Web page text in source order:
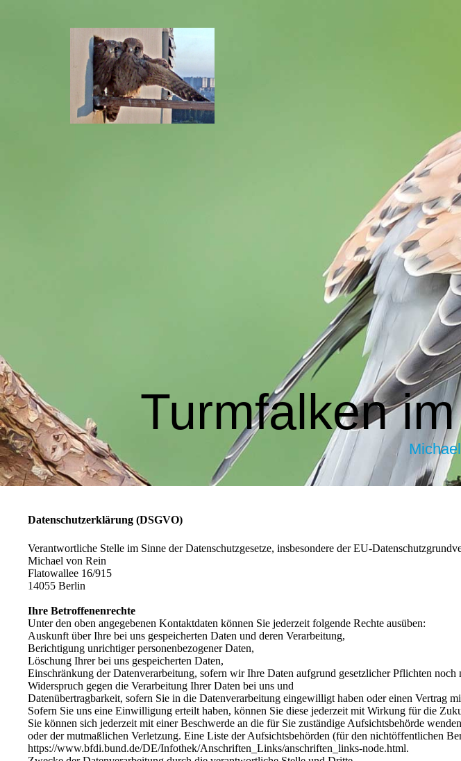
Turmfalken
Datenschutzerklärung (DSGVO)
Verantwortliche Stelle im Sinne der Datenschutzgesetze, insbesondere der EU-
Michael von Rein
Flatowallee 16/915
14055 Berlin
Ihre Betroffenenrechte
Unter den oben angegebenen Kontaktdaten können Sie jederzeit folgende Rechte ausüben:
Auskunft über Ihre bei uns gespeicherten Daten und deren Verarbeitung,
Berichtigung unrichtiger personenbezogener Daten,
Löschung Ihrer bei uns gespeicherten Daten,
Einschränkung der Datenverarbeitung, sofern wir Ihre Daten aufgrund gesetzlicher Pflichten noch
Widerspruch gegen die Verarbeitung Ihrer Daten bei uns und
Datenübertragbarkeit, sofern Sie in die Datenverarbeitung eingewilligt haben oder einen Vertrag
Sofern Sie uns eine Einwilligung erteilt haben, können Sie diese jederzeit mit Wirkung für die
Sie können sich jederzeit mit einer Beschwerde an die für Sie zuständige Aufsichtsbehörde
oder der mutmaßlichen Verletzung. Eine Liste der Aufsichtsbehörden (für den nichtöffentlichen
https://www.bfdi.bund.de/DE/Infothek/Anschriften_Links/anschriften_links-node.html.